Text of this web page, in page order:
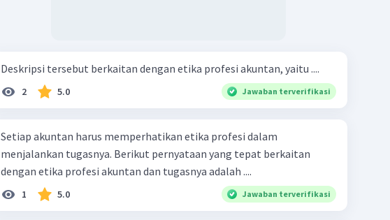
Deskripsi tersebut berkaitan dengan etika profesi akuntan, yaitu ....
2 5.0 Jawaban terverifikasi
Setiap akuntan harus memperhatikan etika profesi dalam
menjalankan tugasnya. Berikut pernyataan yang tepat berkaitan
dengan etika profesi akuntan dan tugasnya adalah ....
1 5.0 Jawaban terverifikasi